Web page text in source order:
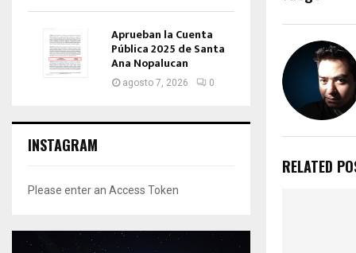
RELATED
Aprueban la Cuenta
Pública 2025 de Santa
Ana Nopalucan
agosto 7, 2026 0
INSTAGRAM
Please enter an Access Token